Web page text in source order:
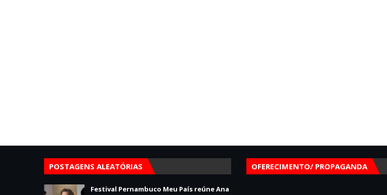
POSTAGENS ALEATÓRIAS
Festival Pernambuco Meu País reúne Ana
OFERECIMENTO/ PROPAGANDA